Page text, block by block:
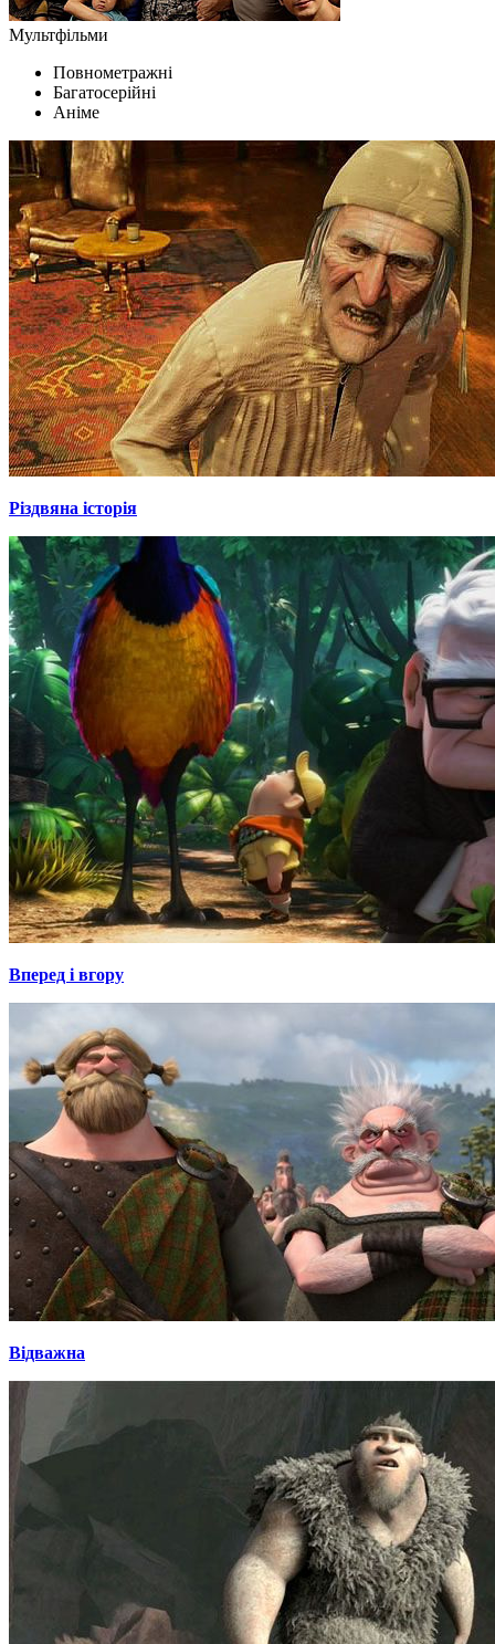
Мультфільми
Повнометражні
Багатосерійні
Аніме
Різдвяна історія
Вперед і вгору
Відважна